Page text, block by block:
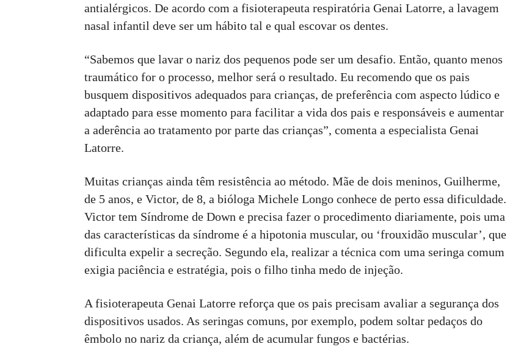
antialérgicos. De acordo com a fisioterapeuta respiratória Genai Latorre, a lavagem
nasal infantil deve ser um hábito tal e qual escovar os dentes.
“Sabemos que lavar o nariz dos pequenos pode ser um desafio. Então, quanto menos
traumático for o processo, melhor será o resultado. Eu recomendo que os pais
busquem dispositivos adequados para crianças, de preferência com aspecto lúdico e
adaptado para esse momento para facilitar a vida dos pais e responsáveis e aumentar
a aderência ao tratamento por parte das crianças”, comenta a especialista Genai
Latorre.
Muitas crianças ainda têm resistência ao método. Mãe de dois meninos, Guilherme,
de 5 anos, e Victor, de 8, a bióloga Michele Longo conhece de perto essa dificuldade.
Victor tem Síndrome de Down e precisa fazer o procedimento diariamente, pois uma
das características da síndrome é a hipotonia muscular, ou ‘frouxidão muscular’, que
dificulta expelir a secreção. Segundo ela, realizar a técnica com uma seringa comum
exigia paciência e estratégia, pois o filho tinha medo de injeção.
A fisioterapeuta Genai Latorre reforça que os pais precisam avaliar a segurança dos
dispositivos usados. As seringas comuns, por exemplo, podem soltar pedaços do
êmbolo no nariz da criança, além de acumular fungos e bactérias.